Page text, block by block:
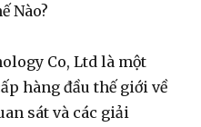
Nào?
Co, Ltd là một
hàng đầu thế giới về
sát và các giải